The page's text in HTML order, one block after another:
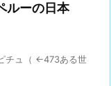
ルーの日本
チュ（ ←473ある世